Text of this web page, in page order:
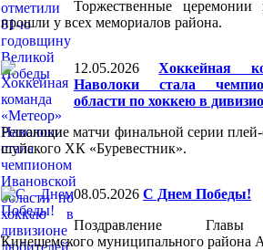
Торжественные церемонии
прошли у всех мемориалов района.
12.05.2026
Хоккейная
Наволоки стала
области по хоккею в
Решающие матчи финальной серии
шуйского ХК «Буревестник».
08.05.2026 С Днем Победы!
Поздравление Главы
Кинешемского муниципального района